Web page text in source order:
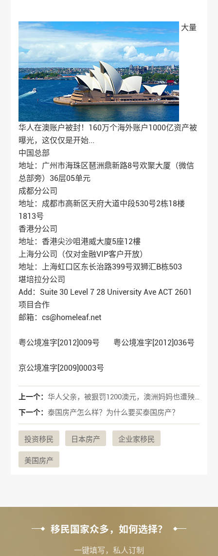
大量
华人在澳账户被封！160万个海外账户1000亿资产被
曝光，这仅仅是开始...
中国总部
地址：广州市海珠区琶洲鼎新路8号欢聚大厦（微信
总部旁）36层05单元
成都分公司
地址：成都市高新区天府大道中段530号2栋18楼
1813号
香港分公司
地址：香港尖沙咀港威大廈5座12樓
上海分公司（仅对金融VIP客户开放）
地址：上海虹口区东长治路399号双狮汇B栋503
堪培拉分公司
Add：Suite 30 Level 7 28 University Ave ACT 2601
项目合作
邮箱：cs@homeleaf.net
粤公境准字[2012]009号 粤公境准字[2012]036号
京公境准字[2009]0003号
上一个：
华人父亲，被狠罚1200澳元，澳洲妈妈也遭殃，就因为中国家长的习惯！
下一个： 泰国房产怎么样？为什么要买泰国房产？
投资移民 日本房产 企业家移民
美国房产
移民国家众多，如何选择？
一键填写，私人订制